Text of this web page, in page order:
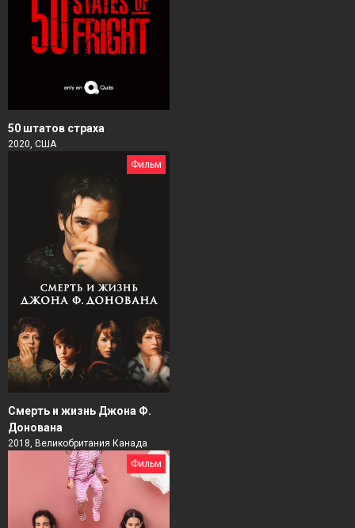
50 штатов страха
2020, США
Фильм
Смерть и жизнь Джона Ф.
Донована
2018, Великобритания Канада
Фильм